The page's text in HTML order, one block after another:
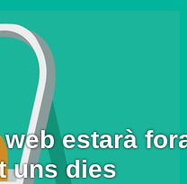
estarà
uns dies